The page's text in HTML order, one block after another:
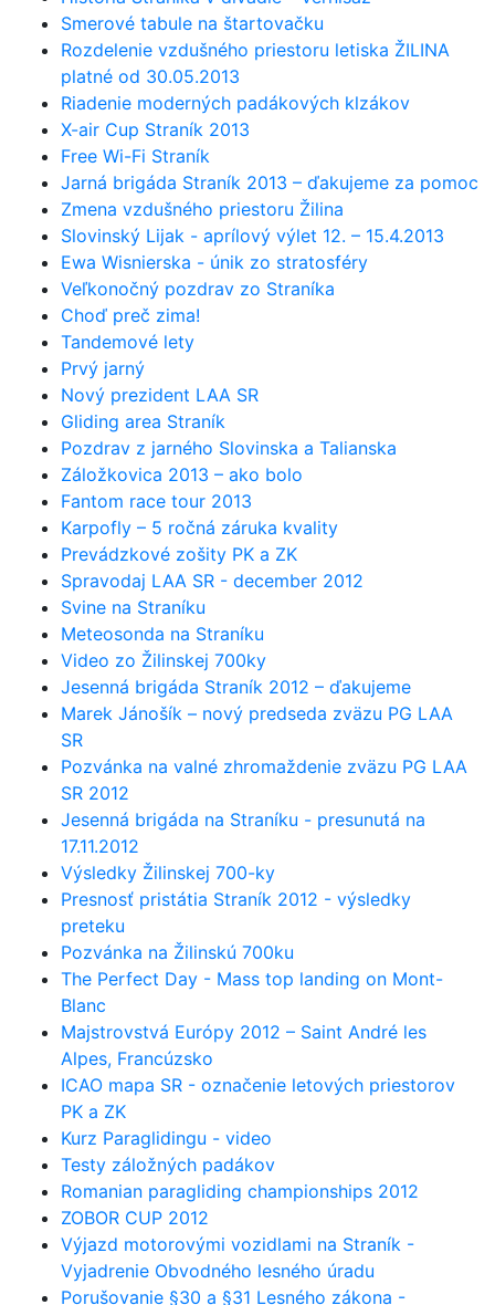
Smerové tabule na štartovačku
Rozdelenie vzdušného priestoru letiska ŽILINA
platné od 30.05.2013
Riadenie moderných padákových klzákov
X-air Cup Straník 2013
Free Wi-Fi Straník
Jarná brigáda Straník 2013 – ďakujeme za pomoc
Zmena vzdušného priestoru Žilina
Slovinský Lijak - aprílový výlet 12. – 15.4.2013
Ewa Wisnierska - únik zo stratosféry
Veľkonočný pozdrav zo Straníka
Choď preč zima!
Tandemové lety
Prvý jarný
Nový prezident LAA SR
Gliding area Straník
Pozdrav z jarného Slovinska a Talianska
Záložkovica 2013 – ako bolo
Fantom race tour 2013
Karpofly – 5 ročná záruka kvality
Prevádzkové zošity PK a ZK
Spravodaj LAA SR - december 2012
Svine na Straníku
Meteosonda na Straníku
Video zo Žilinskej 700ky
Jesenná brigáda Straník 2012 – ďakujeme
Marek Jánošík – nový predseda zväzu PG LAA
SR
Pozvánka na valné zhromaždenie zväzu PG LAA
SR 2012
Jesenná brigáda na Straníku - presunutá na
17.11.2012
Výsledky Žilinskej 700-ky
Presnosť pristátia Straník 2012 - výsledky
preteku
Pozvánka na Žilinskú 700ku
The Perfect Day - Mass top landing on Mont-
Blanc
Majstrovstvá Európy 2012 – Saint André les
Alpes, Francúzsko
ICAO mapa SR - označenie letových priestorov
PK a ZK
Kurz Paraglidingu - video
Testy záložných padákov
Romanian paragliding championships 2012
ZOBOR CUP 2012
Výjazd motorovými vozidlami na Straník -
Vyjadrenie Obvodného lesného úradu
Porušovanie §30 a §31 Lesného zákona -